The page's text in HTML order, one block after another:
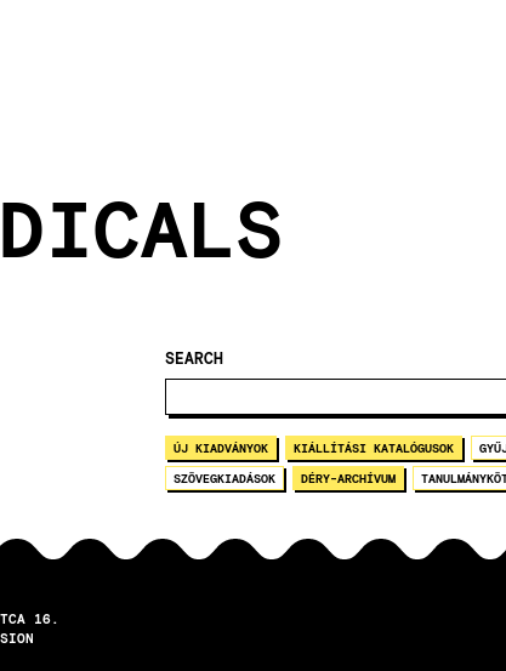
SEARCH
ÚJ KIADVÁNYOK KIÁLLÍTÁSI KATALÓGUSOK
SZÖVEGKIADÁSOK DÉRY-ARCHÍVUM
16.